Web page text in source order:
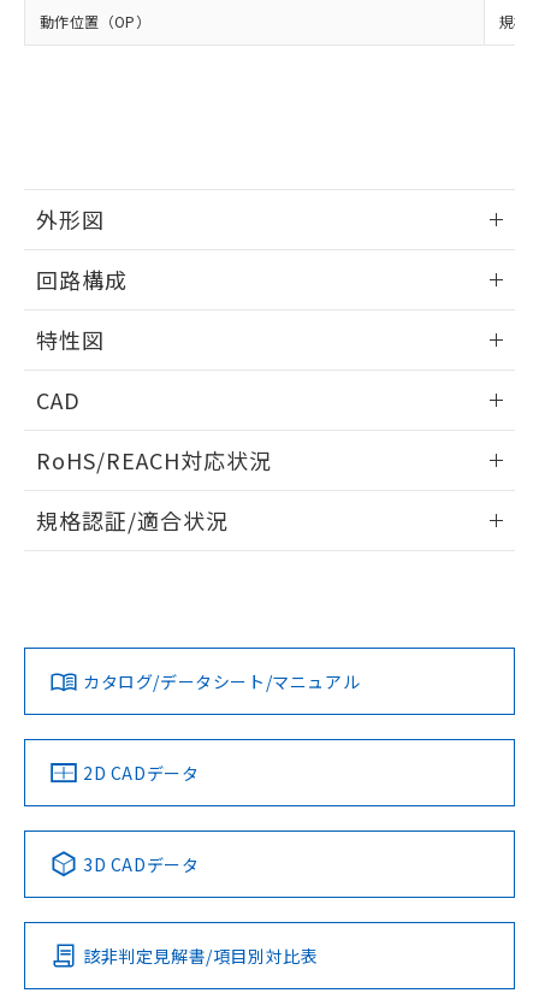
動作位置（OP） 規格
外形図
取りつけ穴加工図
回路構成
特性図
耐久曲線図
電気的:
CAD
ドすることができます。
ログイン/会員登録
ダウンロードデータをご利用いただく前に、以下を必ずお読
みください。
ソフトウェアの使用条件
RoHS/REACH対応状況
EU RoHS 注意事項・凡例
対応済み
中国 RoHS 注意事項・凡例
Pb Hg Cd Cr(VI)
O
規格認証/適合状況
LR型式承認
（イギリス
船舶規格）
DNV型式承認
（ノルウェー
BV型式承認
（フランス
KR型式
（韓国
No No No No
この製品の規格認証/適合状況ページへ
その他の認証はこちらのページからご検索ください
カタログ/データシート/マニュアル
2D CADデータ
3D CADデータ
該非判定見解書/項目別対比表
品・サービスに関するお客様との取
引・商談に必要な範囲で利用すること
下記の非含有証明書をダウンロードするこ
とができます。
ものではありません。
また、RoHS指令のフタル酸エステル類４
物質の対応では、対応完了までの期間は出
荷製品に未対応品が混在することから備考
欄に対応日を記載しておりました。
していることから、特段のことがない限
り、2022年1月12日より割愛しておりま
合意する キャンセル